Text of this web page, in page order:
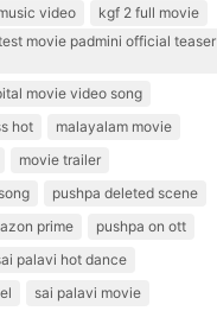
video
kgf 2 full movie
movie padmini official teaser
movie video song
hot
malayalam movie
movie trailer
pushpa deleted scene
prime
pushpa on ott
palavi hot dance
sai palavi movie